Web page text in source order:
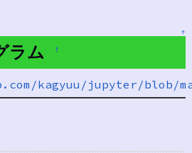
↑
ラム †
kagyuu/jupyter/blob/